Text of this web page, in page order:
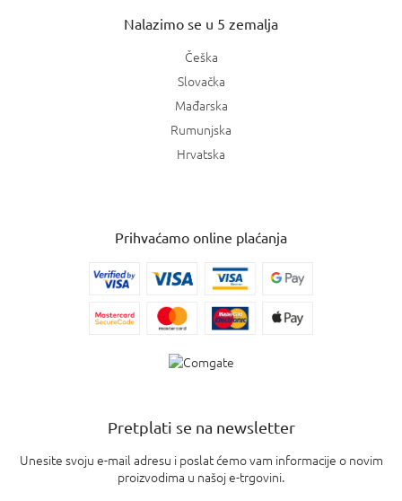
Nalazimo se u 5 zemalja
Češka
Slovačka
Mađarska
Rumunjska
Hrvatska
Prihvaćamo online plaćanja
Pretplati se na newsletter
Unesite svoju e-mail adresu i poslat ćemo vam informacije o novim
proizvodima u našoj e-trgovini.